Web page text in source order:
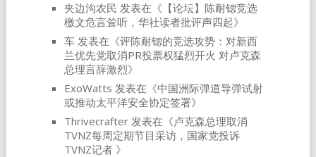
夹边沟农民 发表在《 【论坛】陈耐锶竞选
檄文危言耸听，华社读者批评声四起》
车发表在《评陈耐锶的竞选攻势：对新西
兰优先党取消PR投票权猛烈开火 对卢克森
总理言辞激烈》
ExoWatts 发表在《中国洲际弹道导弹试射
或推动太平洋安全协定签署》
Thrivecrafter发表在《卢克森总理取消
TVNZ每周定期节目采访，国家党投诉
TVNZ记者 》